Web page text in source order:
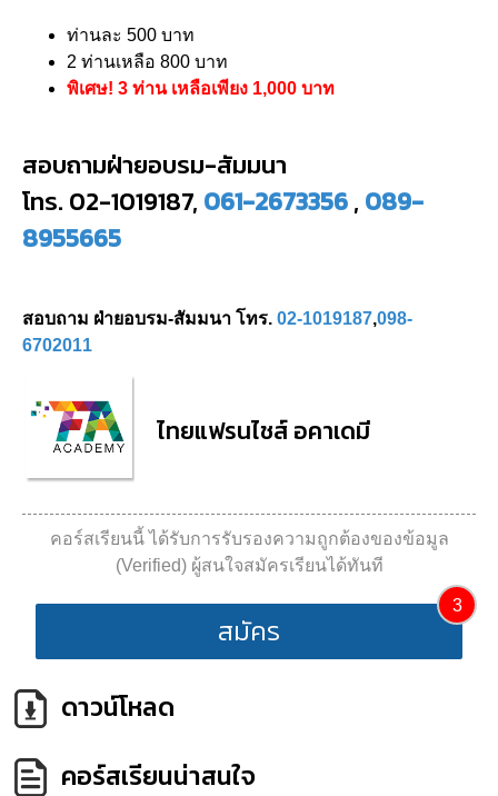
ท่านละ 500 บาท
2 ท่านเหลือ 800 บาท
พิเศษ! 3 ท่าน เหลือเพียง 1,000 บาท
สอบถามฝ่ายอบรม-สัมมนา
โทร. 02-1019187, 061-2673356, 089-
8955665
สอบถาม ฝ่ายอบรม-สัมมนา โทร. 02-1019187,098-
6702011
ไทยแฟรนไชส์ อคาเดมี
คอร์สเรียนนี้ ได้รับการรับรองความถูกต้องของข้อมูล
(Verified) ผู้สนใจสมัครเรียนได้ทันที
สมัคร
3
ดาวน์โหลด
คอร์สเรียนน่าสนใจ